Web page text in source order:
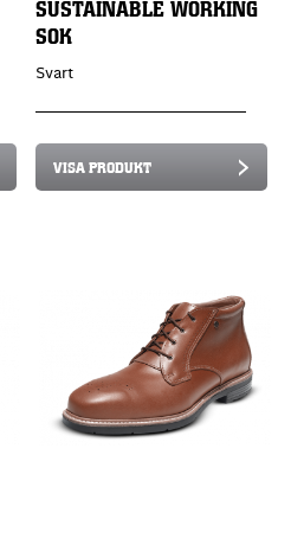
SUSTAINABLE WORKING
SOK
Svart
VISA PRODUKT